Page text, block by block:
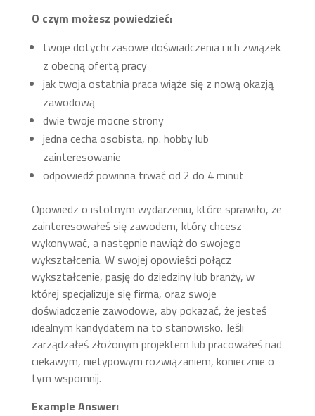
O czym możesz powiedzieć:
twoje dotychczasowe doświadczenia i ich związek
z obecną ofertą pracy
jak twoja ostatnia praca wiąże się z nową okazją
zawodową
dwie twoje mocne strony
jedna cecha osobista, np. hobby lub
zainteresowanie
odpowiedź powinna trwać od 2 do 4 minut
Opowiedz o istotnym wydarzeniu, które sprawiło, że
zainteresowałeś się zawodem, który chcesz
wykonywać, a następnie nawiąż do swojego
wykształcenia. W swojej opowieści połącz
wykształcenie, pasję do dziedziny lub branży, w
której specjalizuje się firma, oraz swoje
doświadczenie zawodowe, aby pokazać, że jesteś
idealnym kandydatem na to stanowisko. Jeśli
zarządzałeś złożonym projektem lub pracowałeś nad
ciekawym, nietypowym rozwiązaniem, koniecznie o
tym wspomnij.
Example Answer: